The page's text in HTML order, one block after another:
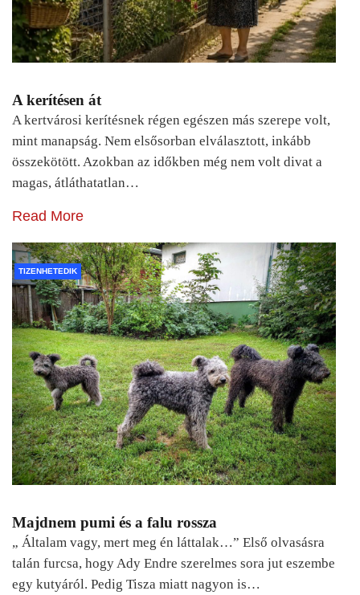
A kerítésen át
A kertvárosi kerítésnek régen egészen más szerepe volt,
mint manapság. Nem elsősorban elválasztott, inkább
összekötött. Azokban az időkben még nem volt divat a
magas, átláthatatlan…
Read More
TIZENHETEDIK
Majdnem pumi és a falu rossza
„ Általam vagy, mert meg én láttalak…” Első olvasásra
talán furcsa, hogy Ady Endre szerelmes sora jut eszembe
egy kutyáról. Pedig Tisza miatt nagyon is…